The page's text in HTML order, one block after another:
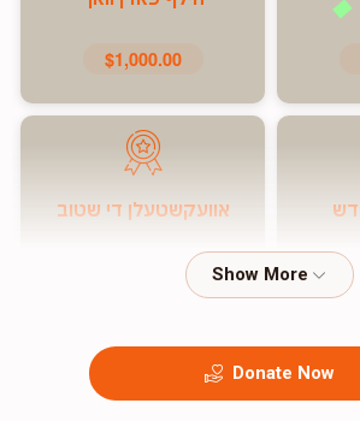
$1,000.00
אוועקשטעלן די שטוב
Donate Now